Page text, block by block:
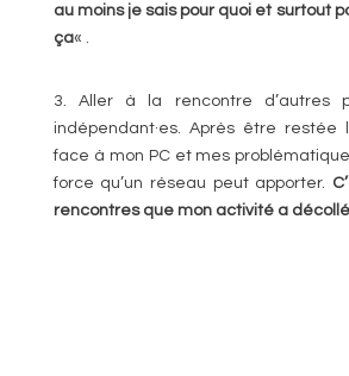
au moins je sais pour quoi et surtout
ça« .
3. Aller à la rencontre d’autres
indépendant·es. Après être restée
face à mon PC et mes
force qu’un réseau peut apporter.
rencontres que mon activité a